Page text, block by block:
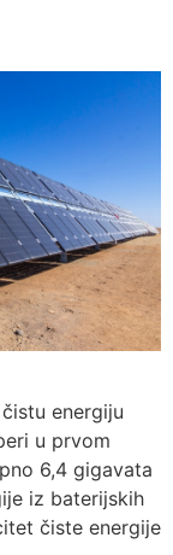
energiju
u prvom
6,4 gigavata
iz baterijskih
čiste energije